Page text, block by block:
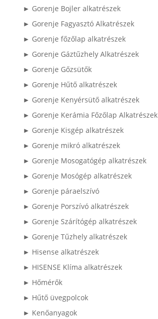
► Gorenje Bojler alkatrészek
► Gorenje Fagyasztó Alkatrészek
► Gorenje főzőlap alkatrészek
► Gorenje Gáztűzhely Alkatrészek
► Gorenje Gőzsütők
► Gorenje Hűtő alkatrészek
► Gorenje Kenyérsütő alkatrészek
► Gorenje Kerámia Főzőlap Alkatrészek
► Gorenje Kisgép alkatrészek
► Gorenje mikró alkatrészek
► Gorenje Mosogatógép alkatrészek
► Gorenje Mosógép alkatrészek
► Gorenje páraelszívó
► Gorenje Porszívó alkatrészek
► Gorenje Szárítógép alkatrészek
► Gorenje Tűzhely alkatrészek
► Hisense alkatrészek
► HISENSE Klíma alkatrészek
► Hőmérők
► Hűtő üvegpolcok
► Kenőanyagok